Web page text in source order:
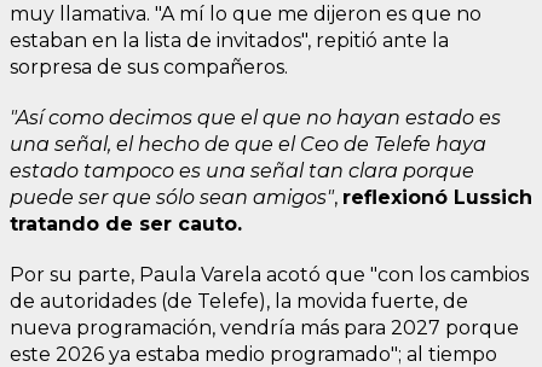
muy llamativa. "A mí lo que me dijeron es que no
estaban en la lista de invitados", repitió ante la
sorpresa de sus compañeros.
"Así como decimos que el que no hayan estado es
una señal, el hecho de que el Ceo de Telefe haya
estado tampoco es una señal tan clara porque
puede ser que sólo sean amigos", reflexionó Lussich
tratando de ser cauto.
Por su parte, Paula Varela acotó que "con los cambios
de autoridades (de Telefe), la movida fuerte, de
nueva programación, vendría más para 2027 porque
este 2026 ya estaba medio programado"; al tiempo